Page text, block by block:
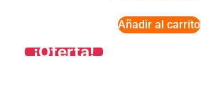
Añadir al carrito
¡Oferta!